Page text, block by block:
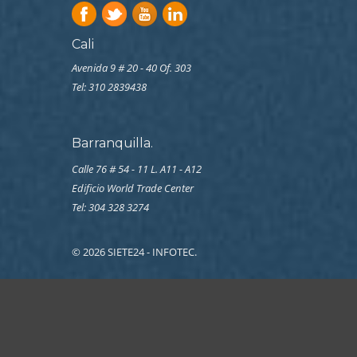
Cali
Avenida 9 # 20 - 40 Of. 303
Tel:310 2839438
Barranquilla.
Calle 76 # 54 - 11 L. A11 - A12
Edificio World Trade Center
Tel: 304 328 3274
© 2026 SIETE24 - INFOTEC.